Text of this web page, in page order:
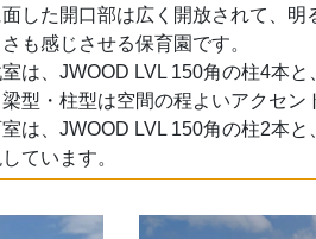
した開口部は広く開放されて、明
も感じさせる保育園です。
室は、JWOOD LVL 150角の柱4本
型・柱型は空間の程よいアクセン
室は、JWOOD LVL 150角の柱2本
ています。